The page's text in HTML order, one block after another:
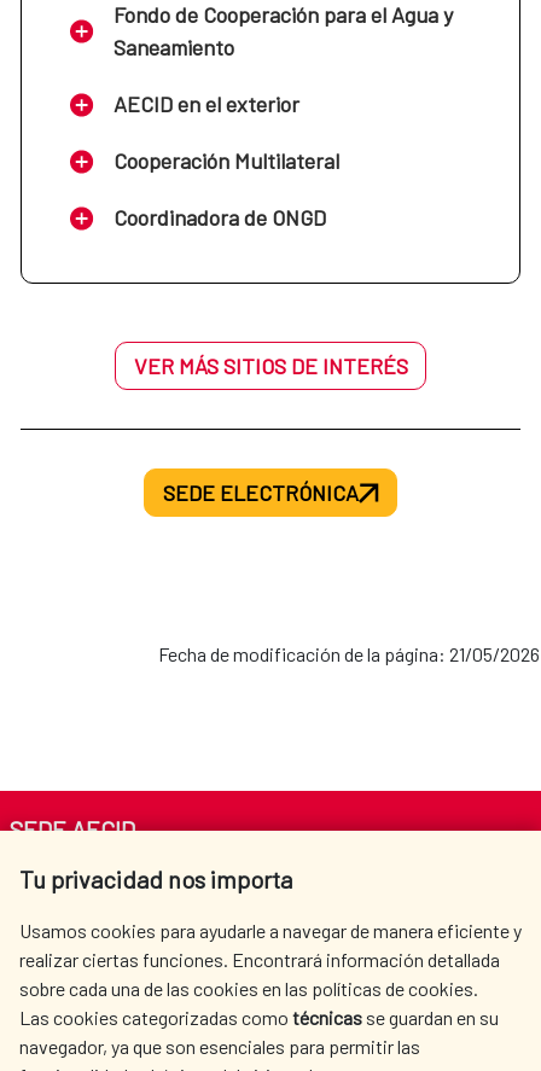
Fondo de Cooperación para el Agua y
Saneamiento
AECID en el exterior
Cooperación Multilateral
Coordinadora de ONGD
VER MÁS SITIOS DE INTERÉS
SEDE ELECTRÓNICA
Fecha de modificación de la página: 21/05/2026
Tu privacidad nos importa
Usamos cookies para ayudarle a navegar de manera eficiente y
realizar ciertas funciones. Encontrará información detallada
sobre cada una de las cookies en las políticas de cookies.
Las cookies categorizadas como técnicas se guardan en su
navegador, ya que son esenciales para permitir las
SEDE AECID
Av. Reyes Católicos 4 - 28040 Madrid
centro.informacion@aecid.es
LA AECID
DÓNDE COOPERAMOS
ACCIÓN HUMANITARIA
SALA DE PRENSA